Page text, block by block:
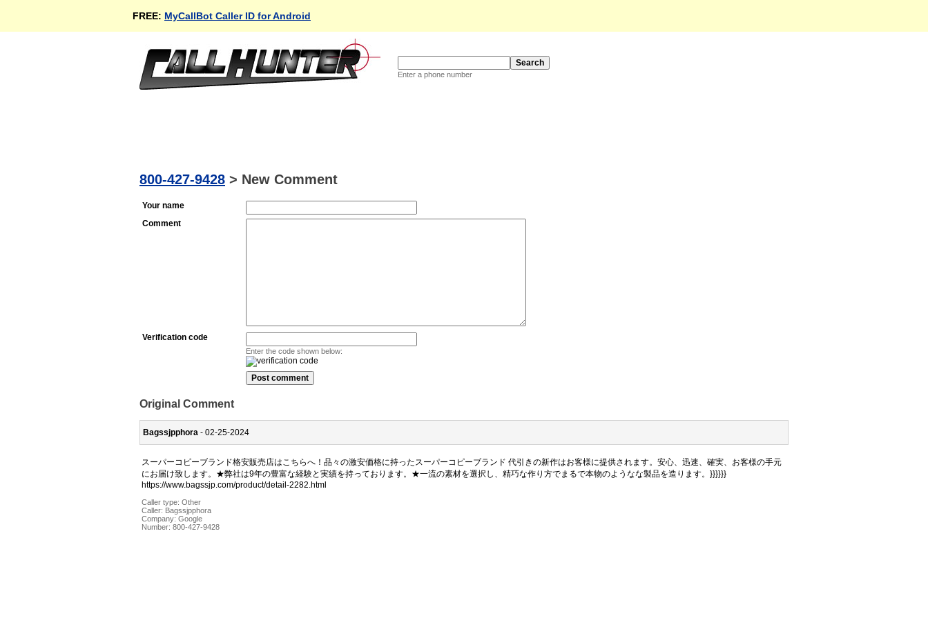
FREE: MyCallBot Caller ID for Android
Enter a phone number
800-427-9428 > New Comment
Your name
Comment
Verification code
Enter the code shown below:
Original Comment
Bagssjpphora - 02-25-2024
スーパーコピーブランド格安販売店はこちらへ！品々の激安価格に持ったスーパーコピーブランド 代引きの新作はお客様に提供されます。安心、迅速、確実、お客様の手元
にお届け致します。★弊社は9年の豊富な経験と実績を持っております。★一流の素材を選択し、精巧な作り方でまるで本物のようなな製品を造ります。}}}}}}
https://www.bagssjp.com/product/detail-2282.html
Caller type: Other
Caller: Bagssjpphora
Company: Google
Number: 800-427-9428